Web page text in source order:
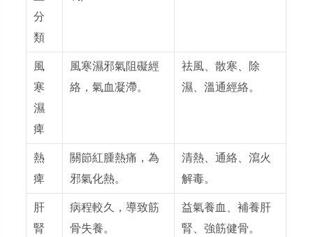
分
類
風
寒
濕
痺
風寒濕邪氣阻礙經
絡，氣血凝滯。
祛風、散寒、除
濕、溫通經絡。
熱
痺
關節紅腫熱痛，為
邪氣化熱。
清熱、通絡、瀉火
解毒。
肝
腎
病程較久，導致筋
骨失養。
益氣養血、補養肝
腎、強筋健骨。